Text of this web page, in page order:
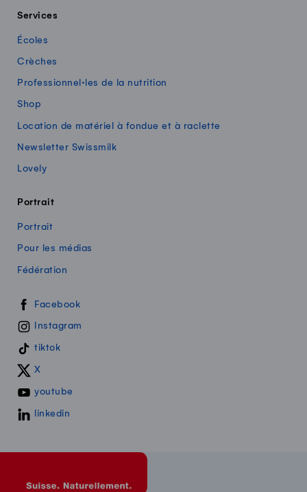
Services
Écoles
Crèches
Professionnel·les de la nutrition
Shop
Location de matériel à fondue et à raclette
Newsletter Swissmilk
Lovely
Portrait
Portrait
Pour les médias
Fédération
Swissmilk sur les réseaux sociaux
Facebook
Instagram
tiktok
X
youtube
linkedin